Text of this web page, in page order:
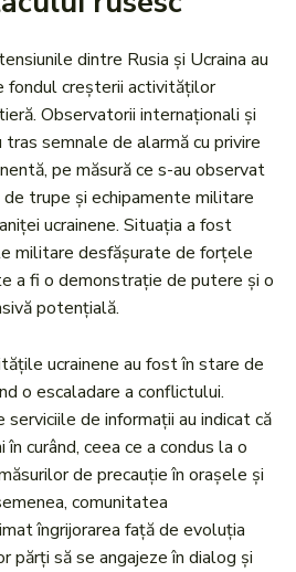
dintre Rusia și Ucraina au
fondul creșterii activităților
Observatorii internaționali și
semnale de alarmă cu privire
pe măsură ce s-au observat
trupe și echipamente militare
ucrainene. Situația a fost
militare desfășurate de forțele
a fi o demonstrație de putere și o
potențială.
ucrainene au fost în stare de
o escaladare a conflictului.
de informații au indicat că
curând, ceea ce a condus la o
de precauție în orașele și
comunitatea
îngrijorarea față de evoluția
părți să se angajeze în dialog și